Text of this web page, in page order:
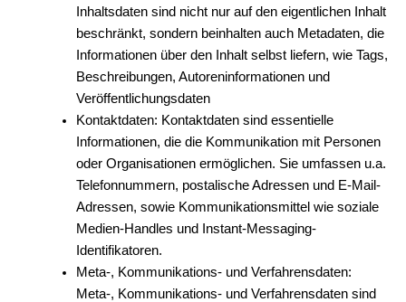
Inhaltsdaten sind nicht nur auf den eigentlichen Inhalt
beschränkt, sondern beinhalten auch Metadaten, die
Informationen über den Inhalt selbst liefern, wie Tags,
Beschreibungen, Autoreninformationen und
Veröffentlichungsdaten
Kontaktdaten: Kontaktdaten sind essentielle
Informationen, die die Kommunikation mit Personen
oder Organisationen ermöglichen. Sie umfassen u.a.
Telefonnummern, postalische Adressen und E-Mail-
Adressen, sowie Kommunikationsmittel wie soziale
Medien-Handles und Instant-Messaging-
Identifikatoren.
Meta-, Kommunikations- und Verfahrensdaten:
Meta-, Kommunikations- und Verfahrensdaten sind